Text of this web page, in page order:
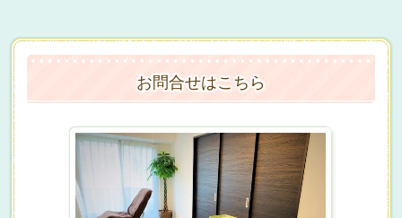
お問合せはこちら